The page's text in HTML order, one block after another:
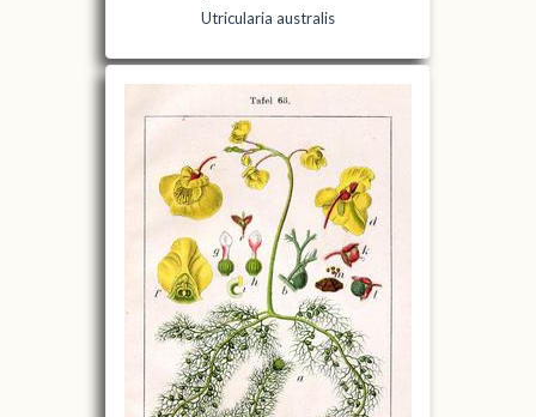
Utricularia australis